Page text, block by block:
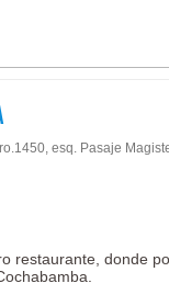
esq. Pasaje
restaurante, donde